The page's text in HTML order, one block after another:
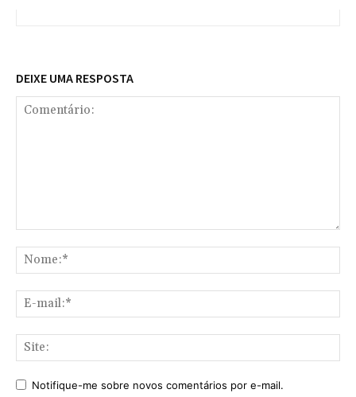
DEIXE UMA RESPOSTA
Notifique-me sobre novos comentários por e-mail.